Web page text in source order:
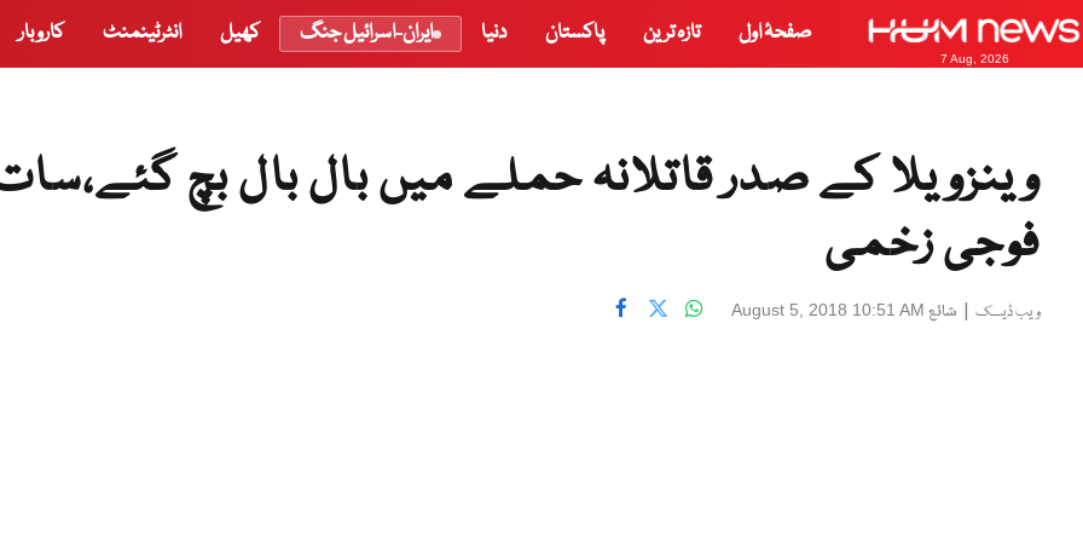
7 Aug, 2026
صفحۂ اول تازہ ترین پاکستان دنیا ایران-اسرائیل جنگ کھیل انٹرٹینمنٹ کاروبار
وینزویلا کے صدر قاتلانہ حملے میں بال بال بچ
فوجی زخمی
ویب ڈیسک | شائع August 5, 2018 10:51 AM